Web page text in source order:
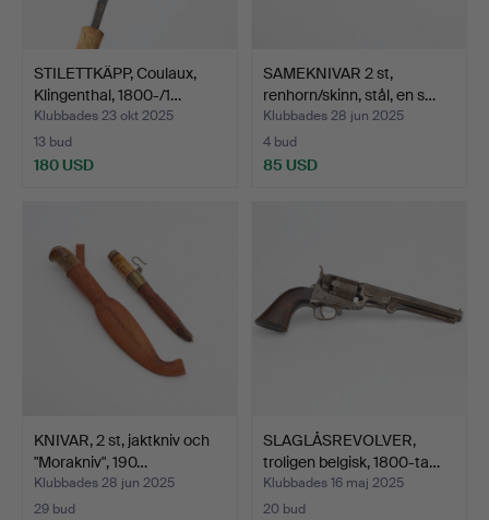
STILETTKÄPP, Coulaux,
Klingenthal, 1800-/1…
Klubbades 23 okt 2025
13 bud
180 USD
SAMEKNIVAR 2 st,
renhorn/skinn, stål, en s…
Klubbades 28 jun 2025
4 bud
85 USD
KNIVAR, 2 st, jaktkniv och
"Morakniv", 190…
Klubbades 28 jun 2025
29 bud
SLAGLÅSREVOLVER,
troligen belgisk, 1800-ta…
Klubbades 16 maj 2025
20 bud